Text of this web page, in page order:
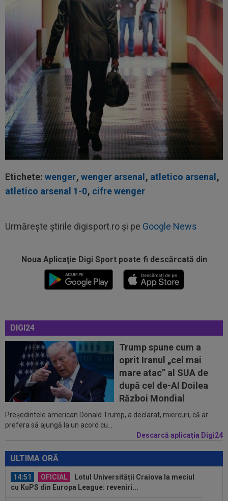
Etichete: wenger, wenger arsenal , atletico arsenal ,
atletico arsenal 1-0, cifre wenger
Urmărește știrile digisport.ro și pe Google News
Noua Aplicaţie Digi Sport poate fi descărcată din
DIGI24
Trump spune cum a
oprit Iranul „cel mai
mare atac” al SUA de
după cel de-Al Doilea
Război Mondial
Președintele american Donald Trump, a declarat, miercuri, că ar
prefera să ajungă la un acord cu...
Descarcă aplicația Digi24
ULTIMA ORĂ
"Schema" pregătită de Real Madrid: Yan
14:17 EXCLUSIV
”Cine e FCSB”? Victor Pițurcă nu
s-a putut abține și a spus-o
14:11 FOTO Gavi s-a ținut de promisiune!
13:52
Rapid a fost acuzată de ”încălcarea
sistematică a legii”! Apel către conducerea...
13:37 EXCLUSIV
Ilie Dumitrescu l-a găsit vinovat la
FCSB: ”N-ai cum să faci asta. Semnal de...
Salah: "Mă gândeam că vrea să...
14:51 OFICIAL
Lotul Universității Craiova la meciul
cu KuPS din Europa League: reveniri...